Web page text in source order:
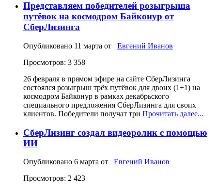
Представляем победителей розыгрыша
путёвок на космодром Байконур от
СберЛизинга
Опубликовано 11 марта от Евгений Иванов
Просмотров: 3 358
26 февраля в прямом эфире на сайте СберЛизинга
состоялся розыгрыш трёх путёвок для двоих (1+1) на
космодром Байконур в рамках декабрьского
специального предложения СберЛизинга для своих
клиентов. Победители получат три Прочитать далее...
СберЛизинг создал видеоролик с помощью
ИИ
Опубликовано 6 марта от Евгений Иванов
Просмотров: 2 423